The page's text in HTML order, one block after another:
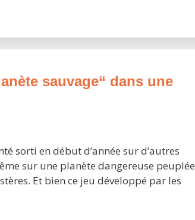
arriver
janvier
sauvage“ dans une
sorti en début d’année sur d’autres
sur une planète dangereuse peuplée
Et bien ce jeu développé par les